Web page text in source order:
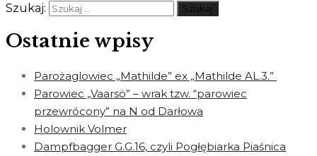
Szukaj:
Ostatnie wpisy
Parożaglowiec „Mathilde” ex „Mathilde AL.3.”
Parowiec „Vaarsö” – wrak tzw. “parowiec
przewrócony” na N od Darłowa
Holownik Volmer
Dampfbagger G.G.16, czyli Pogłębiarka Piaśnica